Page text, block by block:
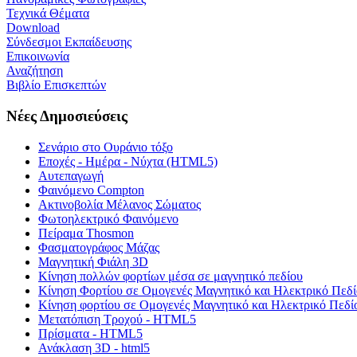
Τεχνικά Θέματα
Download
Σύνδεσμοι Εκπαίδευσης
Επικοινωνία
Αναζήτηση
Βιβλίο Επισκεπτών
Νέες Δημοσιεύσεις
Σενάριο στο Ουράνιο τόξο
Εποχές - Ημέρα - Νύχτα (HTML5)
Αυτεπαγωγή
Φαινόμενο Compton
Ακτινοβολία Μέλανος Σώματος
Φωτοηλεκτρικό Φαινόμενο
Πείραμα Thosmon
Φασματογράφος Μάζας
Μαγνητική Φιάλη 3D
Κίνηση πολλών φορτίων μέσα σε μαγνητικό πεδίου
Κίνηση Φορτίου σε Ομογενές Μαγνητικό και Ηλεκτρικό
Κίνηση φορτίου σε Ομογενές Μαγνητικό και Ηλεκτρικό
Μετατόπιση Τροχού - HTML5
Πρίσματα - HTML5
Ανάκλαση 3D - html5